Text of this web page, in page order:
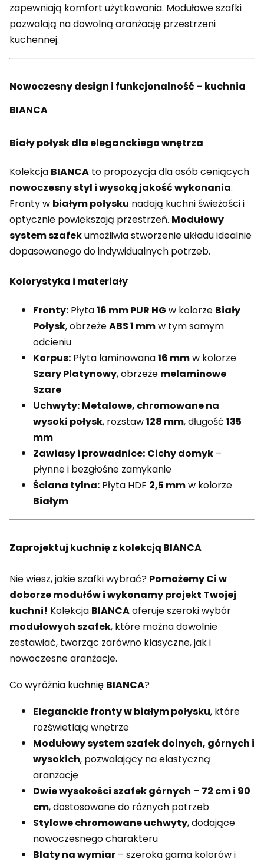
zapewniają komfort użytkowania. Modułowe szafki
pozwalają na dowolną aranżację przestrzeni
kuchennej.
Nowoczesny design i funkcjonalność – kuchnia
BIANCA
Biały połysk dla eleganckiego wnętrza
Kolekcja BIANCA to propozycja dla osób ceniących
nowoczesny styl i wysoką jakość wykonania.
Fronty w białym połysku nadają kuchni świeżości i
optycznie powiększają przestrzeń. Modułowy
system szafekumożliwia stworzenie układu idealnie
dopasowanego do indywidualnych potrzeb.
Kolorystyka i materiały
Fronty: Płyta16 mm PUR HG w kolorze Biały
Połysk, obrzeżeABS 1 mmw tym samym
odcieniu
Korpus: Płyta laminowana16 mmw kolorze
Szary Platynowy, obrzeże melaminowe
Szare
Uchwyty: Metalowe, chromowane na
wysoki połysk, rozstaw128 mm, długość 135
mm
Zawiasy i prowadnice: Cichy domyk –
płynne i bezgłośne zamykanie
Ściana tylna: Płyta HDF 2,5 mmw kolorze
Białym
Zaprojektuj kuchnię z kolekcją BIANCA
Nie wiesz, jakie szafki wybrać? Pomożemy Ci w
doborze modułów i wykonamy projekt Twojej
kuchni! Kolekcja BIANCAoferuje szeroki wybór
modułowych szafek, które można dowolnie
zestawiać, tworząc zarówno klasyczne, jak i
nowoczesne aranżacje.
Co wyróżnia kuchnię BIANCA?
Eleganckie fronty w białym połysku, które
rozświetlają wnętrze
Modułowy system szafek dolnych, górnych i
wysokich, pozwalający na elastyczną
aranżację
Dwie wysokości szafek górnych – 72 cm i 90
cm, dostosowane do różnych potrzeb
Stylowe chromowane uchwyty, dodające
nowoczesnego charakteru
Blaty na wymiar – szeroka gama kolorów i